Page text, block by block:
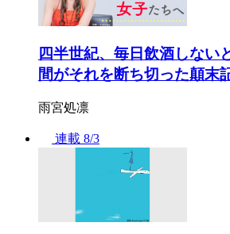
四半世紀、毎日飲酒しない
間がそれを断ち切った顛末
雨宮処凛
連載 8/3